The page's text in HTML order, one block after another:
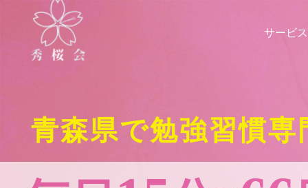
サービス
青森県で勉強習慣専